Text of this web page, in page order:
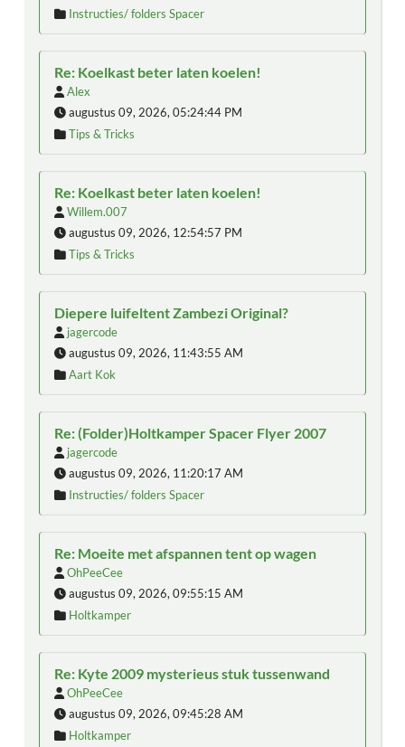
Instructies/ folders Spacer
Re: Koelkast beter laten koelen!
Alex
augustus 09, 2026, 05:24:44 PM
Tips & Tricks
Re: Koelkast beter laten koelen!
Willem.007
augustus 09, 2026, 12:54:57 PM
Tips & Tricks
Diepere luifeltent Zambezi Original?
jagercode
augustus 09, 2026, 11:43:55 AM
Aart Kok
Re: (Folder)Holtkamper Spacer Flyer 2007
jagercode
augustus 09, 2026, 11:20:17 AM
Instructies/ folders Spacer
Re: Moeite met afspannen tent op wagen
OhPeeCee
augustus 09, 2026, 09:55:15 AM
Holtkamper
Re: Kyte 2009 mysterieus stuk tussenwand
OhPeeCee
augustus 09, 2026, 09:45:28 AM
Holtkamper